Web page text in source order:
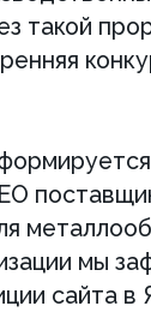
и
улучшений. В
логика
где рост
доработки.